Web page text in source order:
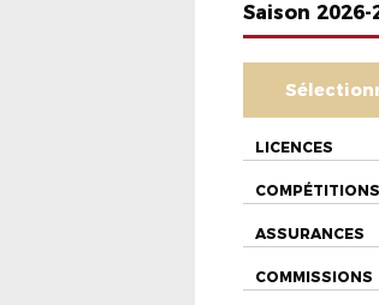
Saison 2026-
LICENCES
COMPÉTITIONS
ASSURANCES
COMMISSIONS